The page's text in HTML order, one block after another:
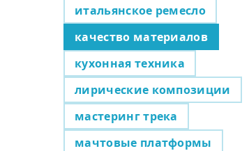
итальянское ремесло
качество материалов
кухонная техника
лирические композиции
мастеринг трека
мачтовые платформы